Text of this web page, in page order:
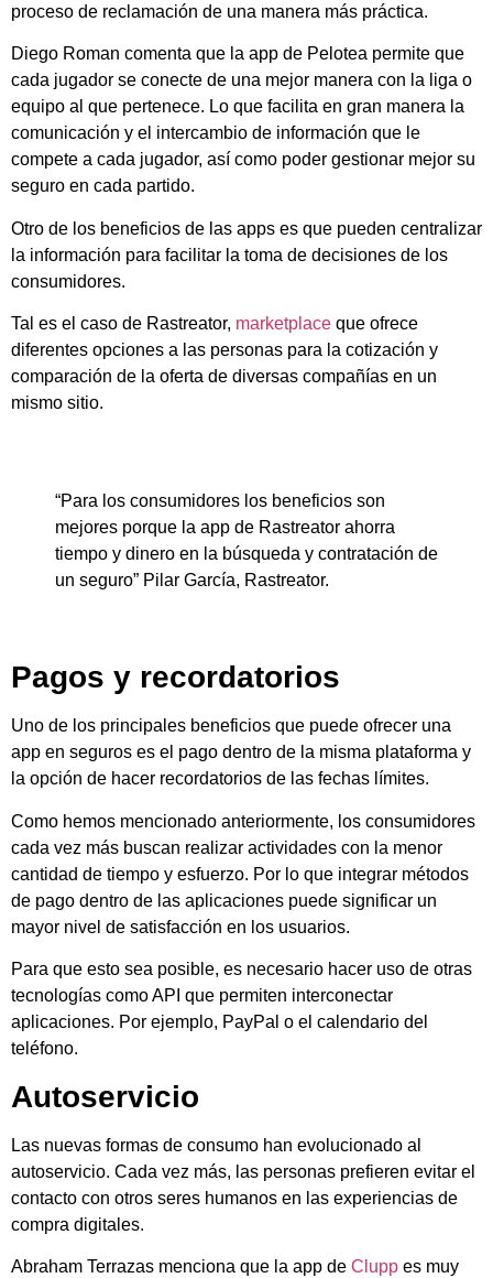
proceso de reclamación de una manera más práctica.
Diego Roman comenta que la app de Pelotea permite que
cada jugador se conecte de una mejor manera con la liga o
equipo al que pertenece. Lo que facilita en gran manera la
comunicación y el intercambio de información que le
compete a cada jugador, así como poder gestionar mejor su
seguro en cada partido.
Otro de los beneficios de las apps es que pueden centralizar
la información para facilitar la toma de decisiones de los
consumidores.
Tal es el caso de Rastreator, marketplace que ofrece
diferentes opciones a las personas para la cotización y
comparación de la oferta de diversas compañías en un
mismo sitio.
“Para los consumidores los beneficios son
mejores porque la app de Rastreator ahorra
tiempo y dinero en la búsqueda y contratación de
un seguro” Pilar García, Rastreator.
Pagos y recordatorios
Uno de los principales beneficios que puede ofrecer una
app en seguros es el pago dentro de la misma plataforma y
la opción de hacer recordatorios de las fechas límites.
Como hemos mencionado anteriormente, los consumidores
cada vez más buscan realizar actividades con la menor
cantidad de tiempo y esfuerzo. Por lo que integrar métodos
de pago dentro de las aplicaciones puede significar un
mayor nivel de satisfacción en los usuarios.
Para que esto sea posible, es necesario hacer uso de otras
tecnologías como API que permiten interconectar
aplicaciones. Por ejemplo, PayPal o el calendario del
teléfono.
Autoservicio
Las nuevas formas de consumo han evolucionado al
autoservicio. Cada vez más, las personas prefieren evitar el
contacto con otros seres humanos en las experiencias de
compra digitales.
Abraham Terrazas menciona que la app de Clupp es muy